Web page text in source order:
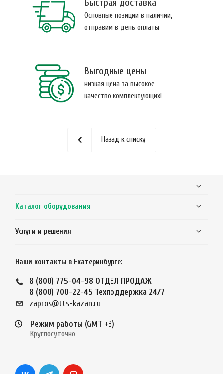
Быстрая доставка
Основные позиции в наличии,
отправим в день оплаты
Выгодные цены
низкая цена за высокое
качество комплектующих!
Назад к списку
Каталог оборудования
Услуги и решения
Наши контакты в Екатеринбурге:
8 (800) 775-04-98 ОТДЕЛ ПРОДАЖ
8 (800) 700-22-45 Техподдержка 24/7
zapros@tts-kazan.ru
Режим работы (GMT +3)
Круглосуточно